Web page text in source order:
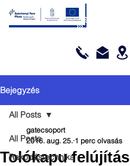
Bejegyzés
All Posts
Rakodástechnika
All Posts
Tolókapu felújítás
gatecsoport
2016. aug. 25. 1 perc olvasás